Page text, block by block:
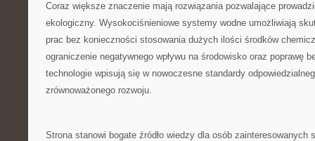
Coraz większe znaczenie mają rozwiązania pozwalające
ekologiczny. Wysokociśnieniowe systemy wodne umożliwiają
prac bez konieczności stosowania dużych ilości środków
ograniczenie negatywnego wpływu na środowisko oraz poprawę
technologie wpisują się w nowoczesne standardy
zrównoważonego rozwoju.
Strona stanowi bogate źródło wiedzy dla osób zainteresowanych